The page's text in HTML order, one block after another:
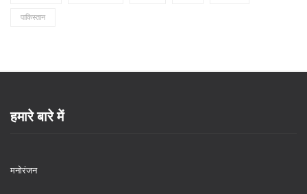
पाकिस्तान
हमारे बारे में
मनोरंजन